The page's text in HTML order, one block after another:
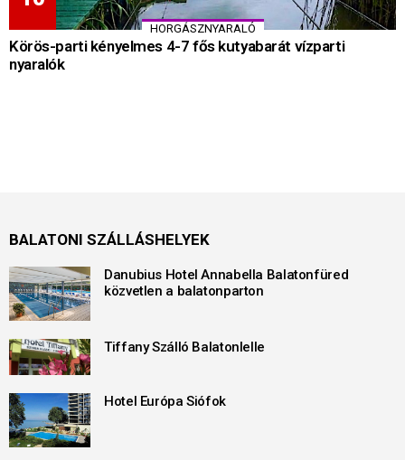
HORGÁSZNYARALÓ
Körös-parti kényelmes 4-7 fős kutyabarát vízparti
nyaralók
BALATONI SZÁLLÁSHELYEK
Danubius Hotel Annabella Balatonfüred
közvetlen a balatonparton
Tiffany Szálló Balatonlelle
Hotel Európa Siófok